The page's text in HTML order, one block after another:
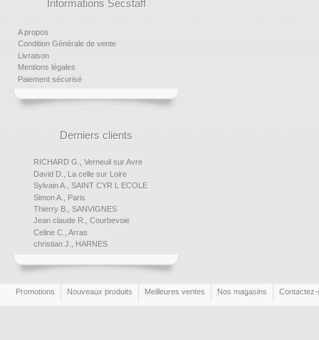
Informations Secstaff
A propos
Condition Générale de vente
Livraison
Mentions légales
Paiement sécurisé
Derniers clients
RICHARD G., Verneuil sur Avre
David D., La celle sur Loire
Sylvain A., SAINT CYR L ECOLE
Simon A., Paris
Thierry B., SANVIGNES
Jean claude R., Courbevoie
Celine C., Arras
christian J., HARNES
Promotions Nouveaux produits Meilleures ventes Nos magasins Contactez-